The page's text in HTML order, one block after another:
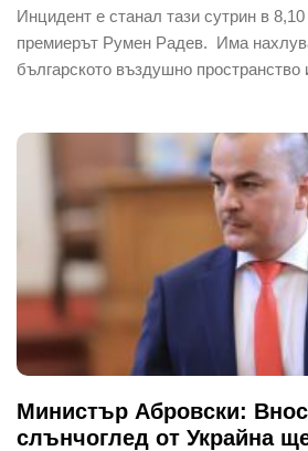
Инцидент е станал тази сутрин в
премиерът Румен Радев. Има
българското въздушно
Министър Абровски:
слънчоглед от Украйна